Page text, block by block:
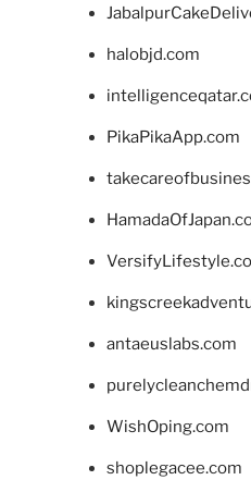
halobjd.com
PikaPikaApp.com
antaeuslabs.com
WishOping.com
shoplegacee.com